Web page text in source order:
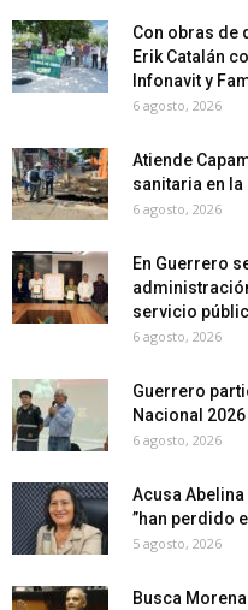
Con obras de
Erik Catalán
Infonavit y
6 agosto, 2026
Atiende
sanitaria en la
6 agosto, 2026
En Guerrero
servicio
6 agosto, 2026
Guerrero
Nacional 2026
6 agosto, 2026
Acusa
”han perdido
5 agosto, 2026
Busca